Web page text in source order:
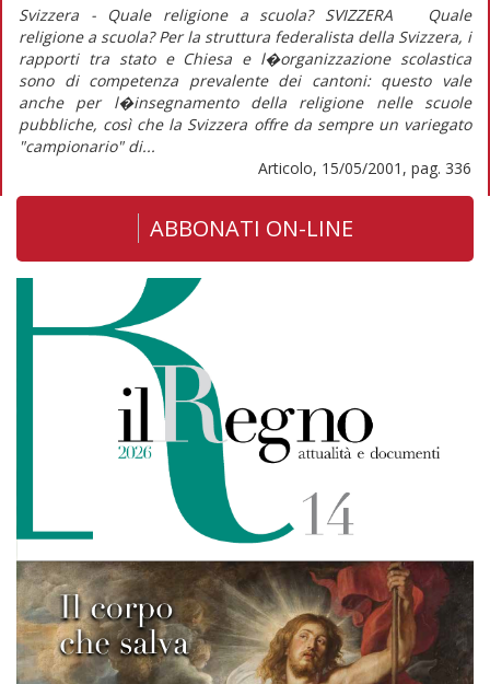
Svizzera - Quale religione a scuola? SVIZZERA Quale
religione a scuola? Per la struttura federalista della Svizzera, i
rapporti tra stato e Chiesa e l�organizzazione scolastica
sono di competenza prevalente dei cantoni: questo vale
anche per l�insegnamento della religione nelle scuole
pubbliche, così che la Svizzera offre da sempre un variegato
"campionario" di...
Articolo, 15/05/2001, pag. 336
ABBONATI ON-LINE